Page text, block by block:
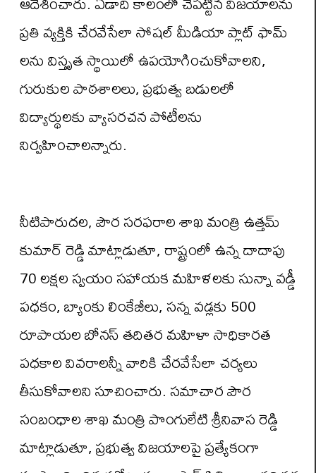
ప్రతి వ్యక్తికి చేరవేసేలా సోషల్ మీడియా ప్లాట్ ఫామ్
లను విస్తృత స్థాయిలో ఉపయోగించుకోవాలని,
గురుకుల పాఠశాలలు, ప్రభుత్వ బడులలో
విద్యార్థులకు వ్యాసరచన పోటీలను
నిర్వహించాలన్నారు.
నీటిపారుదల, పౌర సరఫరాల శాఖ మంత్రి ఉత్తమ్
కుమార్ రెడ్డి మాట్లాడుతూ, రాష్ట్రంలో ఉన్న దాదాపు
70 లక్షల స్వయం సహాయక మహిళలకు సున్నా వడ్డీ
పధకం, బ్యాంకు లింకేజీలు, సన్న వడ్లకు 500
రూపాయల బోనస్ తదితర మహిళా సాధికారత
పధకాల వివరాలన్నీ వారికి చేరవేసేలా చర్యలు
తీసుకోవాలని సూచించారు. సమాచార పౌర
సంబంధాల శాఖ మంత్రి పొంగులేటి శ్రీనివాస రెడ్డి
మాట్లాడుతూ, ప్రభుత్వ విజయాలపై ప్రత్యేకంగా